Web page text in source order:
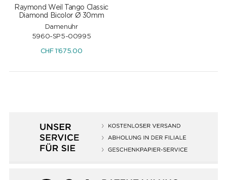
Raymond Weil Tango Classic
Diamond Bicolor Ø 30mm
Damenuhr
5960-SP5-00995
CHF 1'675.00